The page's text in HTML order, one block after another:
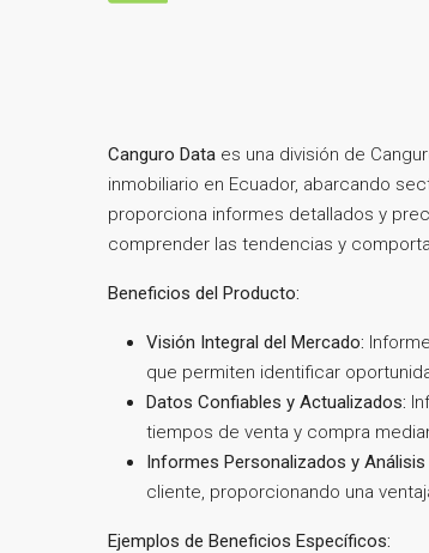
Canguro Data es una división de
inmobiliario en Ecuador, abarcando
proporciona informes detallados y
comprender las tendencias y
Beneficios del Producto:
Visión Integral del Mercado:
que permiten identificar
Datos Confiables y Actualizados:
tiempos de venta y compra
Informes Personalizados y
cliente, proporcionando una
Ejemplos de Beneficios Específicos: